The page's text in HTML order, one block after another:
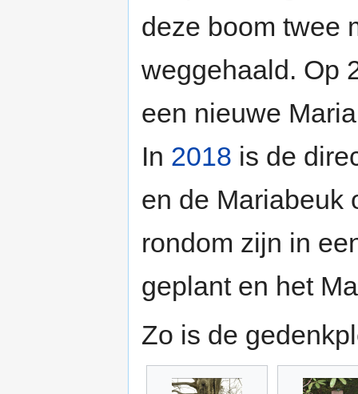
deze boom twee
weggehaald. Op
een nieuwe
In 2018 is de
en de Mariabeuk
rondom zijn in
geplant en het
Zo is de